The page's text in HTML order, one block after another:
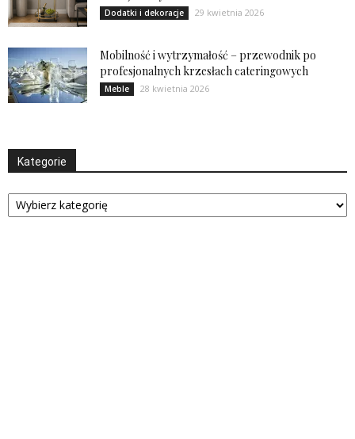
Dodatki i dekoracje 29 kwietnia 2026
Mobilność i wytrzymałość – przewodnik po
profesjonalnych krzesłach cateringowych
Meble 28 kwietnia 2026
Kategorie
Kategorie